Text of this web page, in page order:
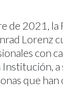
de 2021, la
Lorenz
con
Institución,
que